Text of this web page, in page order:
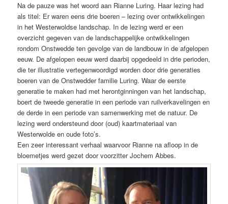
Na de pauze was het woord aan Rianne Luring. Haar lezing had
als titel: Er waren eens drie boeren – lezing over ontwikkelingen
in het Westerwoldse landschap. In de lezing werd er een
overzicht gegeven van de landschappelijke ontwikkelingen
rondom Onstwedde ten gevolge van de landbouw in de afgelopen
eeuw. De afgelopen eeuw werd daarbij opgedeeld in drie perioden,
die ter illustratie vertegenwoordigd worden door drie generaties
boeren van de Onstwedder familie Luring. Waar de eerste
generatie te maken had met herontginningen van het landschap,
boert de tweede generatie in een periode van ruilverkavelingen en
de derde in een periode van samenwerking met de natuur. De
lezing werd ondersteund door (oud) kaartmateriaal van
Westerwolde en oude foto’s.
Een zeer interessant verhaal waarvoor Rianne na afloop in de
bloemetjes werd gezet door voorzitter Jochem Abbes.